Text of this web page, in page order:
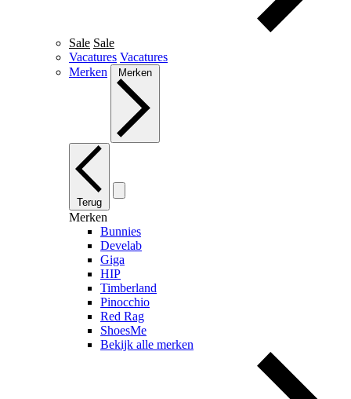
Sale Sale
Vacatures Vacatures
Merken
Merken
Terug
Merken
Bunnies
Develab
Giga
HIP
Timberland
Pinocchio
Red Rag
ShoesMe
Bekijk alle merken